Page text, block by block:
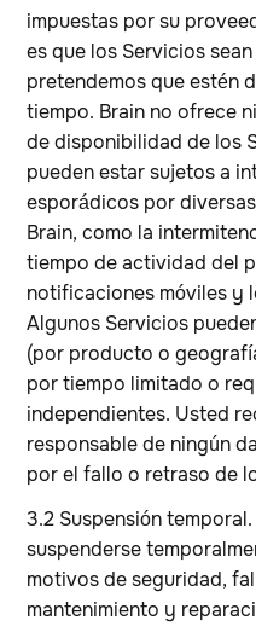
impuestas por su
es que los Servicios
pretendemos que estén
tiempo. Brain no ofrece
de disponibilidad de los
pueden estar sujetos a
esporádicos por
Brain, como la
tiempo de actividad del
notificaciones móviles y
Algunos Servicios
(por producto o
por tiempo limitado o
independientes. Usted
responsable de ningún
por el fallo o retraso de
3.2 Suspensión
suspenderse
motivos de seguridad,
mantenimiento y